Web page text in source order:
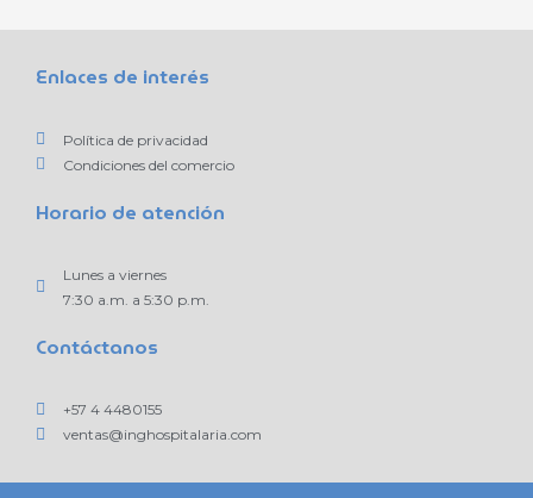
Enlaces de interés
Política de privacidad
Condiciones del comercio
Horario de atención
Lunes a viernes
7:30 a.m. a 5:30 p.m.
Contáctanos
+57 4 4480155
ventas@inghospitalaria.com